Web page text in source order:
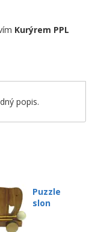
Puzzle
slon
Kurýrem PPL
popis.